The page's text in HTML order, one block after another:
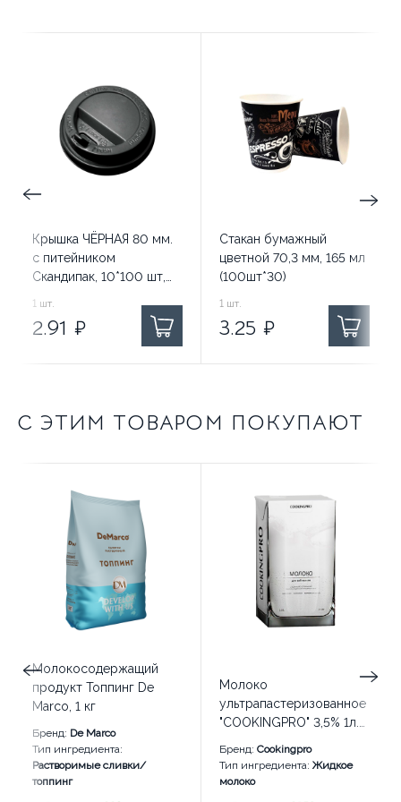
Крышка ЧЁРНАЯ 80 мм.
с питейником
Скандипак, 10*100 шт,
2.91
1 шт.
2.91 ₽
Стакан бумажный
цветной 70,3 мм, 165 мл
(100шт*30)
3.25
1 шт.
3.25 ₽
С ЭТИМ ТОВАРОМ ПОКУПАЮТ
Молокосодержащий
продукт Топпинг De
Marco, 1 кг
Бренд: De Marco
Тип ингредиента:
Растворимые сливки/
топпинг
Молоко
ультрапастеризованное
"COOKINGPRO" 3,5% 1л.
Бренд: Cookingpro
Тип ингредиента: Жидкое
молоко